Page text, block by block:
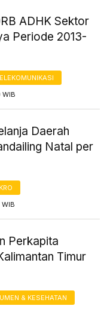
ADHK Sektor
Periode 2013-
Daerah
Natal per
Perkapita
Timur
& KESEHATAN